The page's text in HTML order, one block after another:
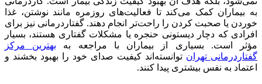
به بیماران کمک می‌کند تا فعالیت‌های روزمره مانند نوشتن، غذا
خوردن یا صحبت کردن را راحت‌تر انجام دهند. گفتاردرمانی نیز برای
افرادی که دچار دیستونی حنجره یا مشکلات گفتاری هستند، بسیار
مؤثر است. بسیاری از بیماران با مراجعه به بهترین مرکز
گفتاردرمانی تهران توانسته‌اند کیفیت صدای خود را بهبود بخشند و
اعتماد به نفس بیشتری پیدا کنند.